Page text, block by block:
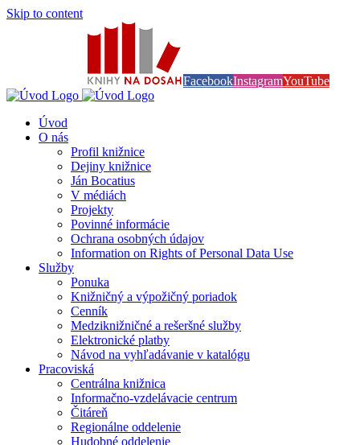
Skip to content
FacebookInstagramYouTube
Úvod
O nás
Profil knižnice
Dejiny knižnice
Ján Bocatius
V médiách
Projekty
Povinné informácie
Ochrana osobných údajov
Information on Rights of Personal Data Use
Služby
Ponuka
Knižničný a výpožičný poriadok
Cenník
Medziknižničné a rešeršné služby
Elektronické platby
Návod na vyhľadávanie v katalógu
Pracoviská
Centrálna knižnica
Informačno-vzdelávacie centrum
Čitáreň
Regionálne oddelenie
Hudobné oddelenie